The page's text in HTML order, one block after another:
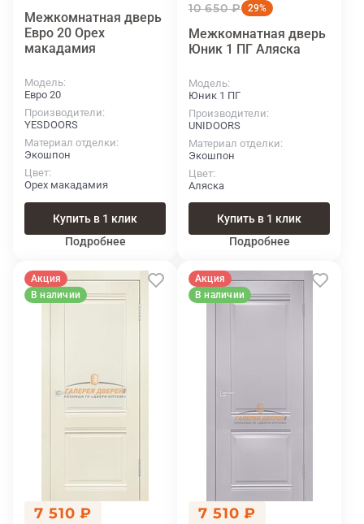
Межкомнатная дверь
Евро 20 Орех
макадамия
Модель
Евро 20
Производители
YESDOORS
Материал отделки
Экошпон
Цвет
Орех макадамия
Купить в 1 клик
Подробнее
10 650 ₽ 29%
Межкомнатная дверь
Юник 1 ПГ Аляска
Модель
Юник 1 ПГ
Производители
UNIDOORS
Материал отделки
Экошпон
Цвет
Аляска
Купить в 1 клик
Подробнее
Акция
В наличии
7 510 ₽
Акция
В наличии
7 510 ₽